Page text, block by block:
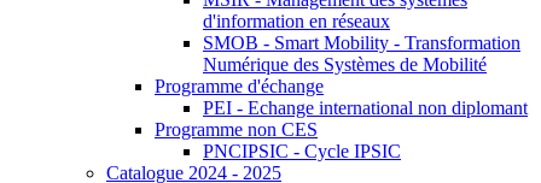
d'information en réseaux
SMOB - Smart Mobility - Transformation
Numérique des Systèmes de Mobilité
Programme d'échange
PEI - Echange international non diplomant
Programme non CES
PNCIPSIC - Cycle IPSIC
Catalogue 2024 - 2025